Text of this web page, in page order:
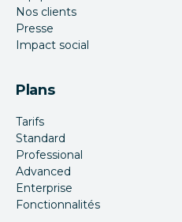
Nos clients
Presse
Impact social
Plans
Tarifs
Standard
Professional
Advanced
Enterprise
Fonctionnalités